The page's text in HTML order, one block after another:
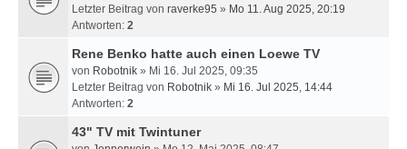
Letzter Beitrag von raverke95 » Mo 11. Aug 2025, 20:19
Antworten: 2
Rene Benko hatte auch einen Loewe TV
von Robotnik » Mi 16. Jul 2025, 09:35
Letzter Beitrag von Robotnik » Mi 16. Jul 2025, 14:44
Antworten: 2
43" TV mit Twintuner